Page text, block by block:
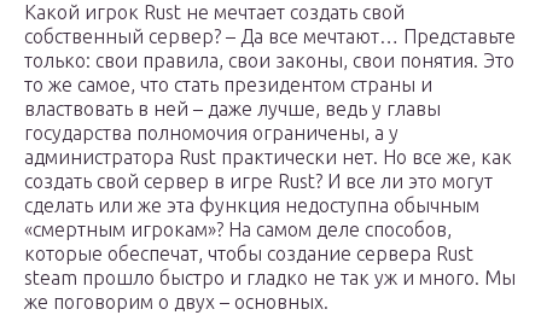
Какой игрок Rust не мечтает создать свой
собственный сервер? – Да все мечтают… Представьте
только: свои правила, свои законы, свои понятия. Это
то же самое, что стать президентом страны и
властвовать в ней – даже лучше, ведь у главы
государства полномочия ограничены, а у
администратора Rust практически нет. Но все же, как
создать свой сервер в игре Rust? И все ли это могут
сделать или же эта функция недоступна обычным
«смертным игрокам»? На самом деле способов,
которые обеспечат, чтобы создание сервера Rust
steam прошло быстро и гладко не так уж и много. Мы
же поговорим о двух – основных.